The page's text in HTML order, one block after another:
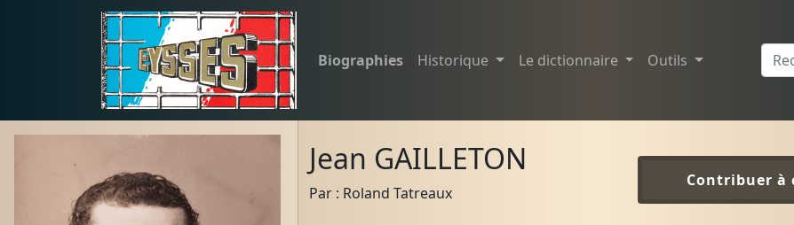
Biographies Historique Le dictionnaire Outils
Jean GAILLETON
Par : Roland Tatreaux
Contribuer à